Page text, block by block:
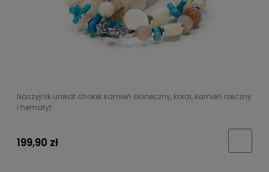
Naszyjnik unikat choker kamień słoneczny, koral, kamień rzeczny
i hematyt
199,90 zł